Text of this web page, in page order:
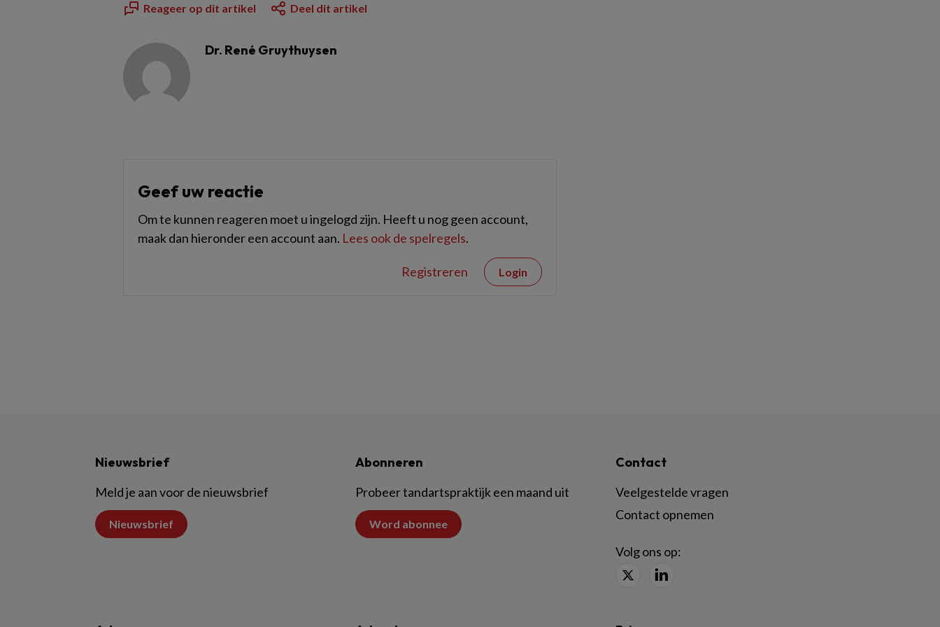
Reageer op dit artikel Deel dit artikel
Dr. René Gruythuysen
Geef uw reactie
Om te kunnen reageren moet u ingelogd zijn. Heeft u nog geen account,
maak dan hieronder een account aan. Lees ook de spelregels.
Registreren Login
Nieuwsbrief
Meld je aan voor de nieuwsbrief
Nieuwsbrief
Abonneren
Probeer tandartspraktijk een maand uit
Word abonnee
Contact
Veelgestelde vragen
Contact opnemen
Volg ons op: